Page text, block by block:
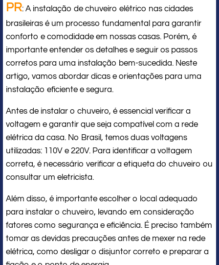
PR: A instalação de chuveiro elétrico nas cidades
brasileiras é um processo fundamental para garantir
conforto e comodidade em nossas casas. Porém, é
importante entender os detalhes e seguir os passos
corretos para uma instalação bem-sucedida. Neste
artigo, vamos abordar dicas e orientações para uma
instalação eficiente e segura.
Antes de instalar o chuveiro, é essencial verificar a
voltagem e garantir que seja compatível com a rede
elétrica da casa. No Brasil, temos duas voltagens
utilizadas: 110V e 220V. Para identificar a voltagem
correta, é necessário verificar a etiqueta do chuveiro ou
consultar um eletricista.
Além disso, é importante escolher o local adequado
para instalar o chuveiro, levando em consideração
fatores como segurança e eficiência. É preciso também
tomar as devidas precauções antes de mexer na rede
elétrica, como desligar o disjuntor correto e preparar a